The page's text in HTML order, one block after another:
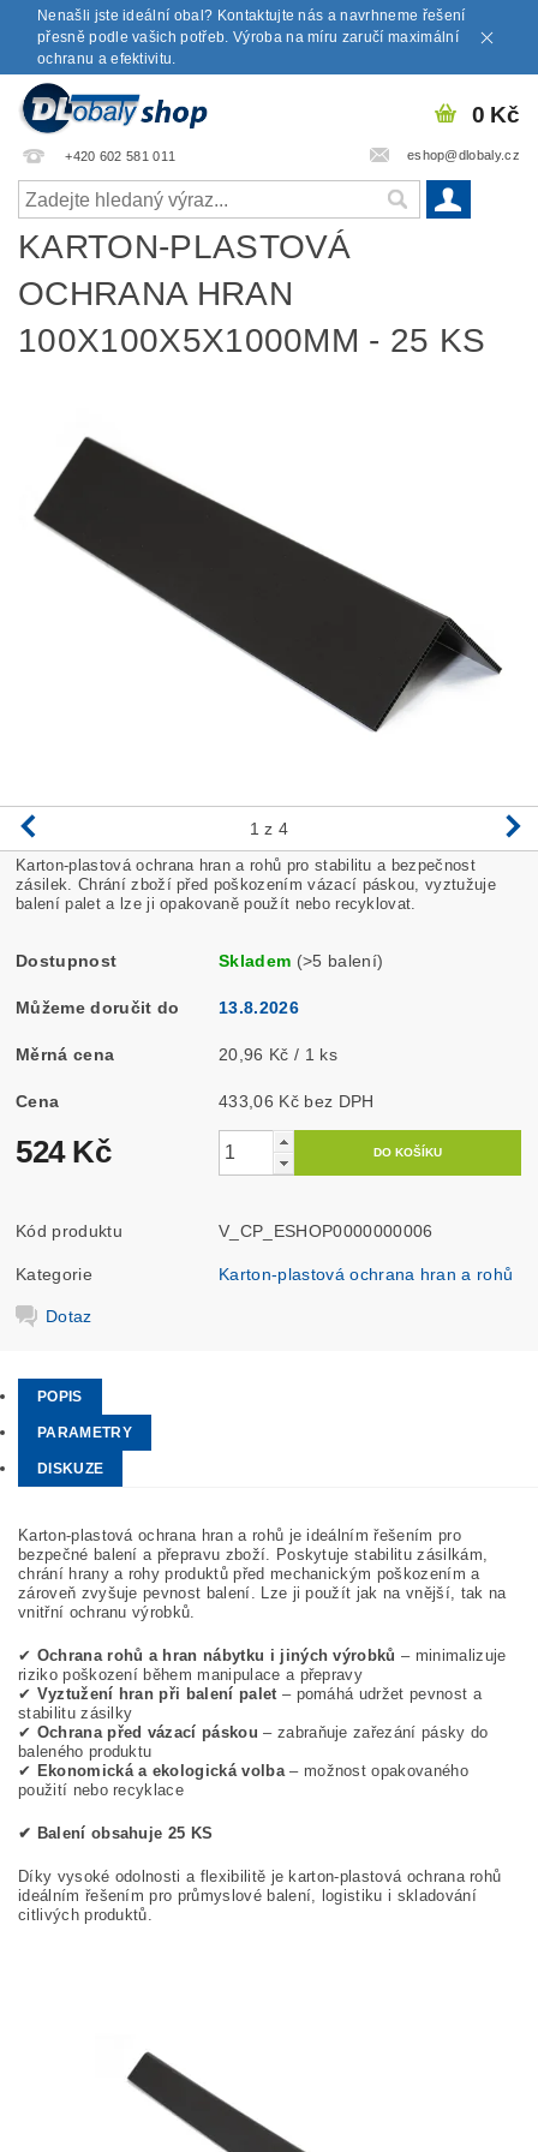
Nenašli jste ideální obal? Kontaktujte nás a navrhneme řešení
přesně podle vašich potřeb. Výroba na míru zaručí maximální
ochranu a efektivitu.
+420 602 581 011 eshop@dlobaly.cz
0 Kč
KARTON-PLASTOVÁ
OCHRANA HRAN
100X100X5X1000MM - 25 KS
1 z 4
Karton-plastová ochrana hran a rohů pro stabilitu a bezpečnost
zásilek. Chrání zboží před poškozením vázací páskou, vyztužuje
balení palet a lze ji opakovaně použít nebo recyklovat.
Dostupnost Skladem (>5 balení)
Můžeme doručit do 13.8.2026
Měrná cena 20,96 Kč / 1 ks
Cena 433,06 Kč bez DPH
524 Kč
Kód produktu V_CP_ESHOP0000000006
Kategorie Karton-plastová ochrana hran a rohů
Dotaz
POPIS
PARAMETRY
DISKUZE
Karton-plastová ochrana hran a rohů je ideálním řešením pro
bezpečné balení a přepravu zboží. Poskytuje stabilitu zásilkám,
chrání hrany a rohy produktů před mechanickým poškozením a
zároveň zvyšuje pevnost balení. Lze ji použít jak na vnější, tak na
vnitřní ochranu výrobků.
✔ Ochrana rohů a hran nábytku i jiných výrobků – minimalizuje
riziko poškození během manipulace a přepravy
✔ Vyztužení hran při balení palet– pomáhá udržet pevnost a
stabilitu zásilky
✔ Ochrana před vázací páskou – zabraňuje zařezání pásky do
baleného produktu
✔ Ekonomická a ekologická volba– možnost opakovaného
použití nebo recyklace
✔ Balení obsahuje 25 KS
Díky vysoké odolnosti a flexibilitě je karton-plastová ochrana rohů
ideálním řešením pro průmyslové balení, logistiku i skladování
citlivých produktů.